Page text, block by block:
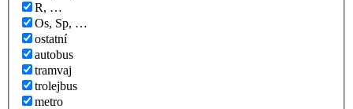
R, …
Os, Sp, …
ostatní
autobus
tramvaj
trolejbus
metro